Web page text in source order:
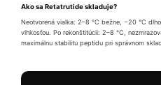
Ako sa Retatrutide skladuje?
Neotvorená vialka: 2–8 °C bežne, −20 °C
vlhkosťou. Po rekonštitúcii: 2–8 °C,
maximálnu stabilitu peptidu pri správnom